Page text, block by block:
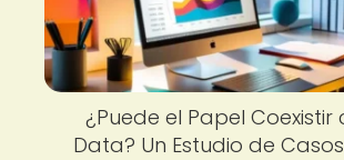
¿Puede el Papel Coexistir
Data? Un Estudio de